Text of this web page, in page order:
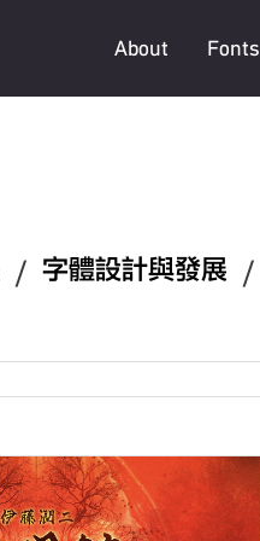
About Fonts
/ 字體設計與發展 /